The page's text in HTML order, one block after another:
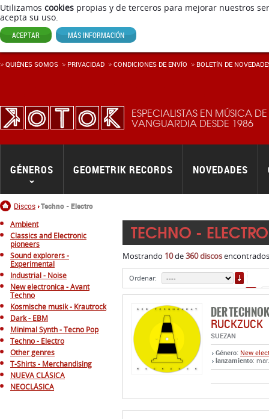
Utilizamos cookies propias y de terceros para mejorar nuestros
acepta su uso.
ACEPTAR MÁS INFORMACIÓN
ESPECIALISTAS EN MÚSICA DE
VANGUARDIA DESDE 1986
Inicio
Discos Techno - Electro
GÉNEROS GEOMETRIK RECORDS NOVEDADES
QUIÉNES SOMOS PRIVACIDAD CONDICIONES DE ENVÍ­O BOLETÍN DE
Ambient
Classics and Electronic
pioneers
Sound explorers -
Experimental
Industrial - Noise
New electronica - Avant
Techno
Kosmische musik - Krautrock
Dark - EBM
Minimal Synth - Tecno Pop
Techno - Electro
Other genres
T-Shirts - Merchandising
NUEVA CLÁSICA
NEOCLÁSICA
TECHNO - ELECTRO
Mostrando 10de360 discos
Ordenar:
7
DER
RUCKZUCK
SUEZAN
Género: New
lanzamiento: